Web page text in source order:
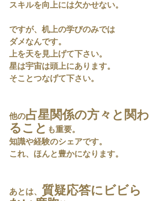
スキルを向上には欠かせない。
ですが、机上の学びのみでは
ダメなんです。
上を天を見上げて下さい。
星は宇宙は頭上にあります。
そことつなげて下さい。
他の占星関係の方々と関わ
ること も重要。
知識や経験のシェアです。
これ、ほんと豊かになります。
あとは、 質疑応答にビビら